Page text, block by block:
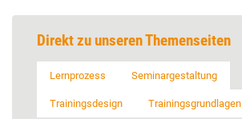
Direkt zu unseren Themenseiten
Lernprozess Seminargestaltung
Trainingsdesign Trainingsgrundlagen